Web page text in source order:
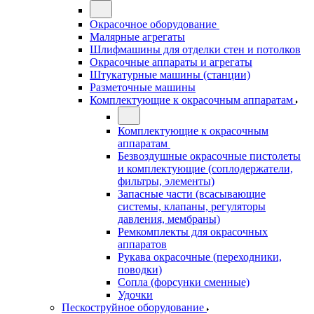
Окрасочное оборудование
Малярные агрегаты
Шлифмашины для отделки стен и потолков
Окрасочные аппараты и агрегаты
Штукатурные машины (станции)
Разметочные машины
Комплектующие к окрасочным аппаратам
Комплектующие к окрасочным
аппаратам
Безвоздушные окрасочные пистолеты
и комплектующие (соплодержатели,
фильтры, элементы)
Запасные части (всасывающие
системы, клапаны, регуляторы
давления, мембраны)
Ремкомплекты для окрасочных
аппаратов
Рукава окрасочные (переходники,
поводки)
Сопла (форсунки сменные)
Удочки
Пескоструйное оборудование